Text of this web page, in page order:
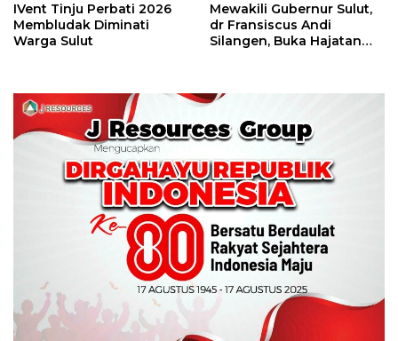
IVent Tinju Perbati 2026
Membludak Diminati
Warga Sulut
Mewakili Gubernur Sulut,
dr Fransiscus Andi
Silangen, Buka Hajatan